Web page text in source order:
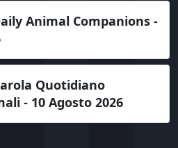
Animal Companions -
Quotidiano
- 10 Agosto 2026